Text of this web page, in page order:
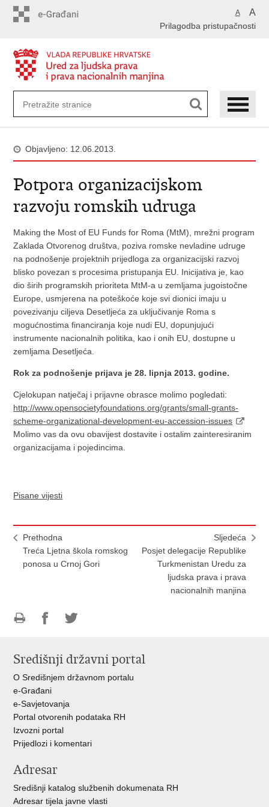
A A
Prilagodba pristupačnosti
Objavljeno: 12.06.2013.
Potpora organizacijskom
razvoju romskih udruga
Making the Most of EU Funds for Roma (MtM), mrežni program
Zaklada Otvorenog društva, poziva romske nevladine udruge
na podnošenje projektnih prijedloga za organizacijski razvoj
blisko povezan s procesima pristupanja EU. Inicijativa je, kao
dio širih programskih prioriteta MtM-a u zemljama jugoistočne
Europe, usmjerena na poteškoće koje svi dionici imaju u
povezivanju ciljeva Desetljeća za uključivanje Roma s
mogućnostima financiranja koje nudi EU, dopunjujući
instrumente nacionalnih politika, kao i onih EU, dostupne u
zemljama Desetljeća.
Rok za podnošenje prijava je 28. lipnja 2013. godine.
Cjelokupan natječaj i prijavne obrasce molimo pogledati:
http://www.opensocietyfoundations.org/grants/small-grants-
scheme-organizational-development-eu-accession-issues
Molimo vas da ovu obavijest dostavite i ostalim zainteresiranim
organizacijama i pojedincima.
Pisane vijesti
Prethodna
Treća Ljetna škola romskog
ponosa u Crnoj Gori
Sljedeća
Posjet delegacije Republike
Turkmenistan Uredu za
ljudska prava i prava
nacionalnih manjina
FacebookuTwitteru
Središnji državni portal
O Središnjem državnom portalu
e-Građani
e-Savjetovanja
Portal otvorenih podataka RH
Izvozni portal
Prijedlozi i komentari
Adresar
Središnji katalog službenih dokumenata RH
Adresar tijela javne vlasti